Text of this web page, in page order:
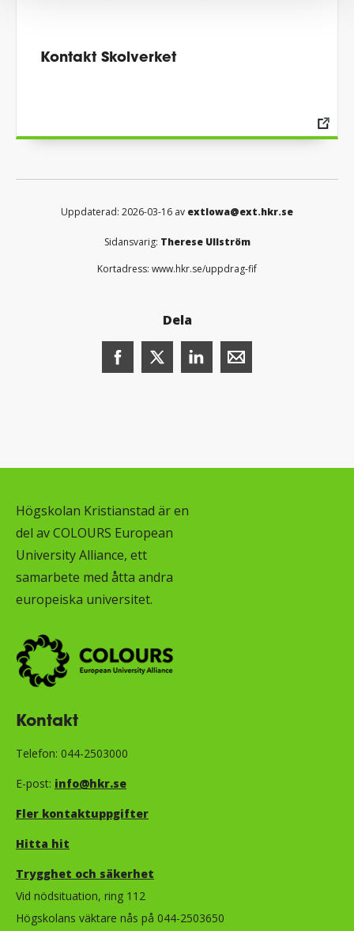
Kontakt Skolverket
Uppdaterad: 2026-03-16 av extlowa@ext.hkr.se
Sidansvarig: Therese Ullström
Kortadress: www.hkr.se/uppdrag-fif
Dela
Dela denna sida
Dela denna sida på
Dela denna sida på X (öppnas i
Dela denna sida på Facebook (öppnas
Högskolan Kristianstad är en
del av COLOURS European
University Alliance, ett
samarbete med åtta andra
europeiska universitet.
Kontakt
Telefon: 044-2503000
E-post: info@hkr.se
Fler kontaktuppgifter
Hitta hit
Trygghet och säkerhet​​​​​​​​​​​
Vid nödsituation, ring 112
Högskolans väktare nås på 044-2503650